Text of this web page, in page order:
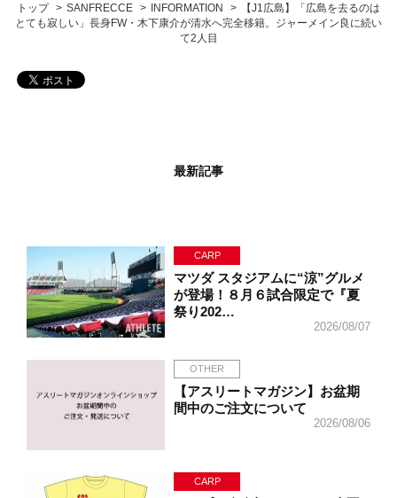
トップ SANFRECCE INFORMATION
【J1広島】「広島を去るのは
とても寂しい」長身FW・木下康介が清水へ完全移籍。ジャーメイン良に続い
て2人目
最新記事
CARP
マツダ スタジアムに“涼”グルメ
が登場！８月６試合限定で『夏
祭り202…
2026/08/07
OTHER
【アスリートマガジン】お盆期
間中のご注文について
2026/08/06
CARP